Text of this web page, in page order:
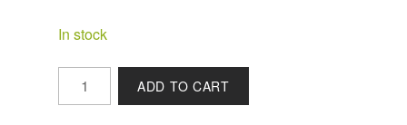
In stock
2024
KIEDRICH
ADD TO CART